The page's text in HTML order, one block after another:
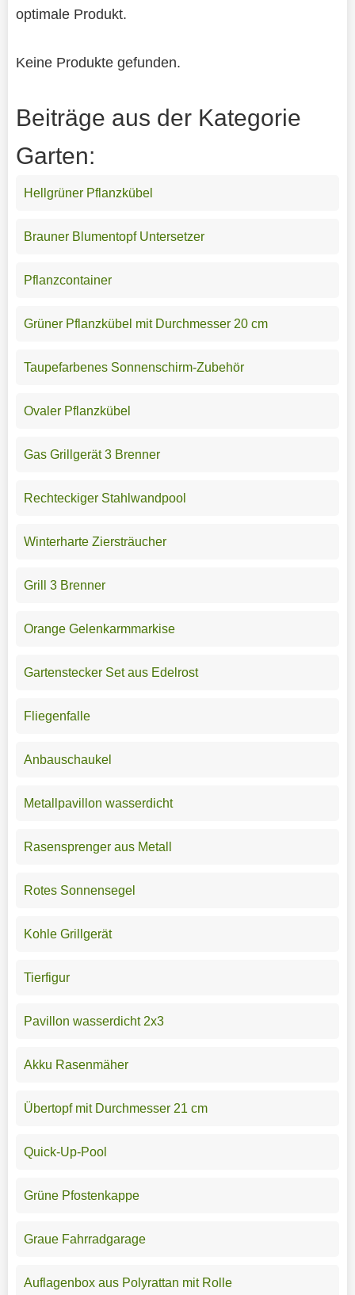
optimale Produkt.
Keine Produkte gefunden.
Beiträge aus der Kategorie
Garten:
Hellgrüner Pflanzkübel
Brauner Blumentopf Untersetzer
Pflanzcontainer
Grüner Pflanzkübel mit Durchmesser 20 cm
Taupefarbenes Sonnenschirm-Zubehör
Ovaler Pflanzkübel
Gas Grillgerät 3 Brenner
Rechteckiger Stahlwandpool
Winterharte Ziersträucher
Grill 3 Brenner
Orange Gelenkarmmarkise
Gartenstecker Set aus Edelrost
Fliegenfalle
Anbauschaukel
Metallpavillon wasserdicht
Rasensprenger aus Metall
Rotes Sonnensegel
Kohle Grillgerät
Tierfigur
Pavillon wasserdicht 2x3
Akku Rasenmäher
Übertopf mit Durchmesser 21 cm
Quick-Up-Pool
Grüne Pfostenkappe
Graue Fahrradgarage
Auflagenbox aus Polyrattan mit Rolle